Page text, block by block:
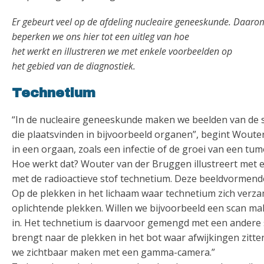
Er gebeurt veel op de afdeling nucleaire geneeskunde.
beperken we ons hier tot een uitleg van hoe
het werkt en illustreren we met enkele voorbeelden op
het gebied van de diagnostiek.
Technetium
“In de nucleaire geneeskunde maken we beelden van
die plaatsvinden in bijvoorbeeld organen”, begint
in een orgaan, zoals een infectie of de groei van een
Hoe werkt dat? Wouter van der Bruggen illustreert met
met de radioactieve stof technetium. Deze
Op de plekken in het lichaam waar technetium zich
oplichtende plekken. Willen we bijvoorbeeld een scan
in. Het technetium is daarvoor gemengd met een
brengt naar de plekken in het bot waar afwijkingen
we zichtbaar maken met een gamma-camera.”